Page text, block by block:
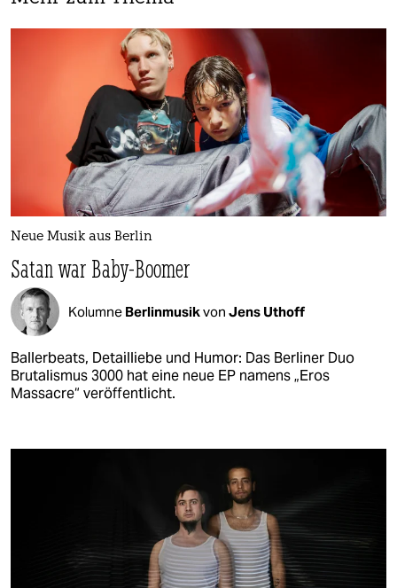
Neue Musik aus Berlin
Satan war Baby-Boomer
Kolumne Berlinmusikvon Jens Uthoff
Ballerbeats, Detailliebe und Humor: Das Berliner Duo
Brutalismus 3000 hat eine neue EP namens „Eros
Massacre“ veröffentlicht.